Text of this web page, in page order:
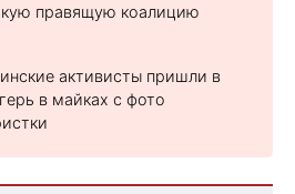
правящую коалицию
активисты пришли в
в майках с фото